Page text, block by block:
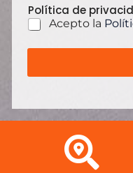
i
c
o
Política de
Acepto la